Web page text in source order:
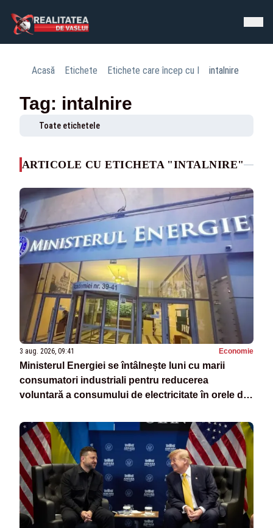
Acasă Etichete Etichete care încep cu I intalnire
Tag: intalnire
Toate etichetele
ARTICOLE CU ETICHETA "INTALNIRE"
3 aug. 2026, 09:41 Economie
Ministerul Energiei se întâlnește luni cu marii
consumatori industriali pentru reducerea
voluntară a consumului de electricitate în orele de